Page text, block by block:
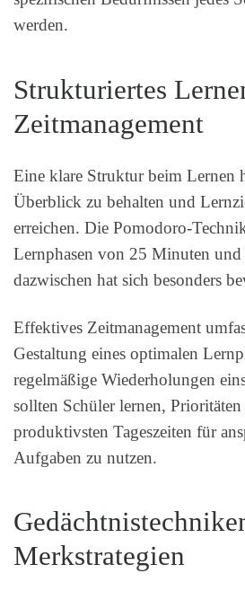
werden.
Strukturiertes
Zeitmanagement
Eine klare Struktur beim Lernen
Überblick zu behalten und
erreichen. Die Pomodoro-
Lernphasen von 25 Minuten und
dazwischen hat sich besonders
Effektives Zeitmanagement
Gestaltung eines optimalen
regelmäßige Wiederholungen
sollten Schüler lernen,
produktivsten Tageszeiten für
Aufgaben zu nutzen.
Merkstrategien